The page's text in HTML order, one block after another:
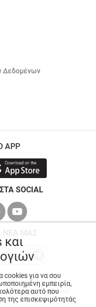
Δεδομένων
APP
SOCIAL
. All Rights Reserved
και
cookies για να σου
εμπειρία,
αυτό που
της επισκεψιμότητάς